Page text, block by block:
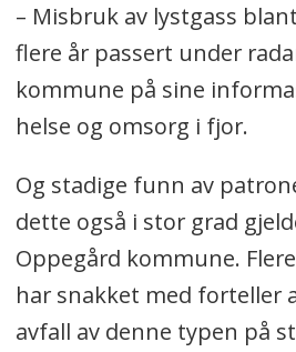
– Misbruk av lystgass
flere år passert under
kommune på sine
helse og omsorg i fjor.
Og stadige funn av
dette også i stor grad
Oppegård kommune.
har snakket med forteller
avfall av denne typen på